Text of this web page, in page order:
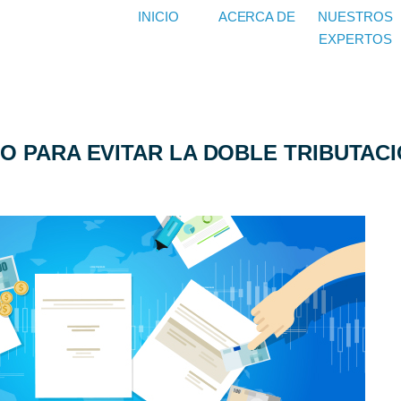
INICIO ACERCA DE
NUESTROS
EXPERTOS
PARA EVITAR LA DOBLE